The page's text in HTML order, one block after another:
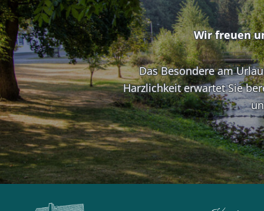
Wir freuen
Das Besondere am
Harzlichkeit erwartet Sie